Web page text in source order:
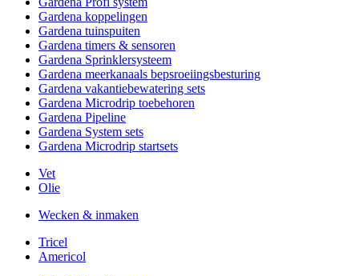
Gardena koppelingen
Gardena tuinspuiten
Gardena timers & sensoren
Gardena Sprinklersysteem
Gardena meerkanaals bepsroeiingsbesturing
Gardena vakantiebewatering sets
Gardena Microdrip toebehoren
Gardena Pipeline
Gardena System sets
Gardena Microdrip startsets
Vet
Olie
Wecken & inmaken
Tricel
Americol